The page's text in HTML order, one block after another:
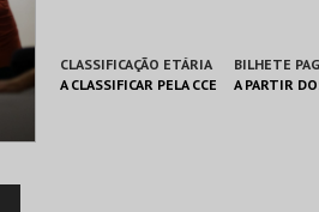
CLASSIFICAÇÃO ETÁRIA
A CLASSIFICAR PELA CCE
BILHETE
A PARTIR